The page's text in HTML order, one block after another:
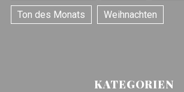
Ton des Monats Weihnachten
KATEGORIEN